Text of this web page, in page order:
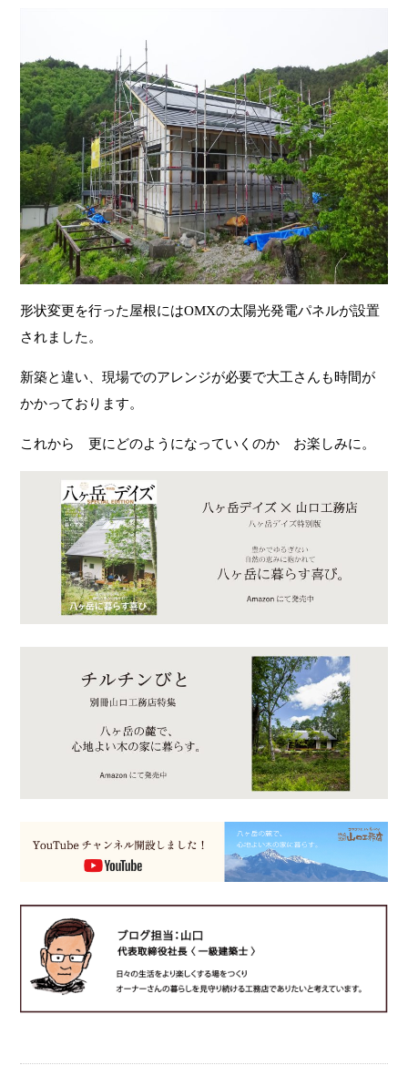
形状変更を行った屋根にはOMXの太陽光発電パネルが設置
されました。
新築と違い、現場でのアレンジが必要で大工さんも時間が
かかっております。
これから 更にどのようになっていくのか お楽しみに。